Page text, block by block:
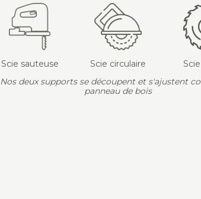
Scie sauteuse Scie circulaire
Nos deux supports se découpent et s'ajustent
panneau de bois